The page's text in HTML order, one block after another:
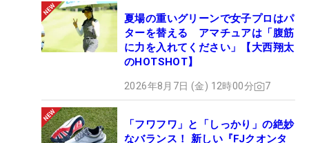
夏場の重いグリーンで女子プロはパ
ターを替える アマチュアは「腹筋
に力を入れてください」【大西翔太
のHOTSHOT】
2026年8月7日 (金) 12時00分 7
「フワフワ」と「しっかり」の絶妙
なバランス！ 新しい『FJクオンタ